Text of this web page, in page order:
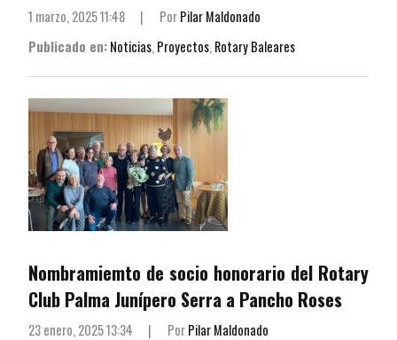
1 marzo, 2025 11:48 | PorPilar Maldonado
Publicado en:Noticias, Proyectos, Rotary Baleares
Nombramiemto de socio honorario del Rotary
Club Palma Junípero Serra a Pancho Roses
23 enero, 2025 13:34 | PorPilar Maldonado